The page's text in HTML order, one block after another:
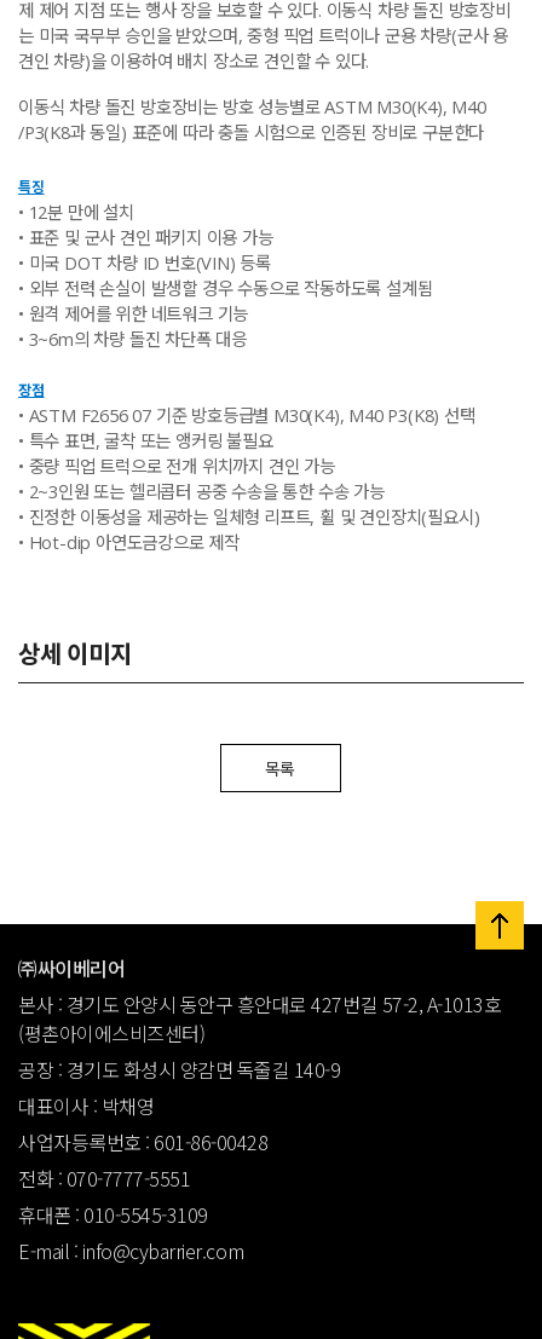
제 제어 지점 또는 행사 장을 보호할 수 있다. 이동식 차량 돌진 방호장비
는 미국 국무부 승인을 받았으며, 중형 픽업 트럭이나 군용 차량(군사 용
견인 차량)을 이용하여 배치 장소로 견인할 수 있다.
이동식 차량 돌진 방호장비는 방호 성능별로 ASTM M30(K4), M40
/P3(K8과 동일) 표준에 따라 충돌 시험으로 인증된 장비로 구분한다
특징
• 12분 만에 설치
• 표준 및 군사 견인 패키지 이용 가능
• 미국 DOT 차량 ID 번호(VIN) 등록
• 외부 전력 손실이 발생할 경우 수동으로 작동하도록 설계됨
• 원격 제어를 위한 네트워크 기능
• 3~6m의 차량 돌진 차단폭 대응
장점
• ASTM F2656 07 기준 방호등급별 M30(K4), M40 P3(K8) 선택
• 특수 표면, 굴착 또는 앵커링 불필요
• 중량 픽업 트럭으로 전개 위치까지 견인 가능
• 2~3인원 또는 헬리콥터 공중 수송을 통한 수송 가능
• 진정한 이동성을 제공하는 일체형 리프트, 휠 및 견인장치(필요시)
• Hot-dip 아연도금강으로 제작
상세 이미지
목록
㈜싸이베리어
본사 : 경기도 안양시 동안구 흥안대로 427번길 57-2, A-1013호
(평촌아이에스비즈센터)
공장 : 경기도 화성시 양감면 독줄길 140-9
대표이사 : 박채영
사업자등록번호 : 601-86-00428
전화 : 070-7777-5551
휴대폰 : 010-5545-3109
E-mail : info@cybarrier.com